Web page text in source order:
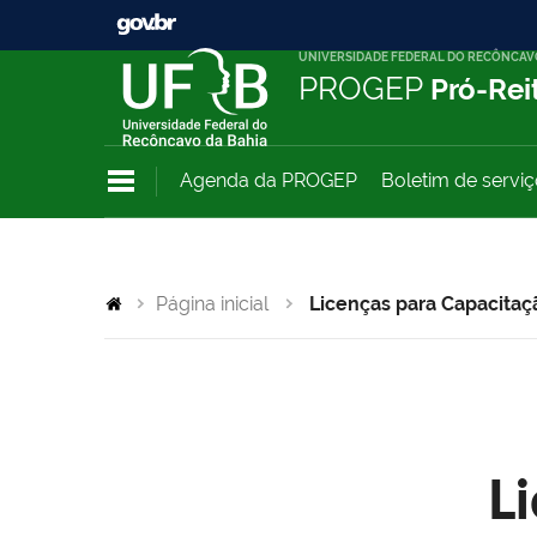
UNIVERSIDADE FEDERAL DO
PROGEP Pró-
Agenda da PROGEP Boletim de
Página inicial Licenças para